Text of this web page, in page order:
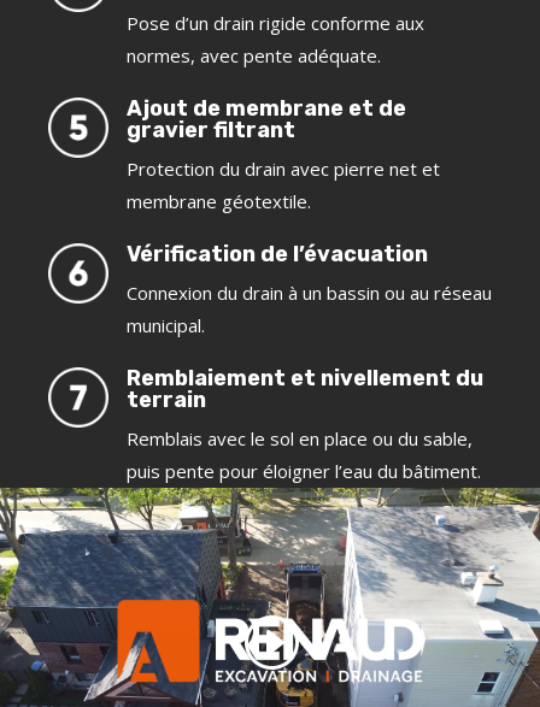
Pose d’un drain rigide conforme aux
normes, avec pente adéquate.
Ajout de membrane et de
gravier filtrant
Protection du drain avec pierre net et
membrane géotextile.
Vérification de l’évacuation
Connexion du drain à un bassin ou au réseau
municipal.
Remblaiement et nivellement du
terrain
Remblais avec le sol en place ou du sable,
puis pente pour éloigner l’eau du bâtiment.